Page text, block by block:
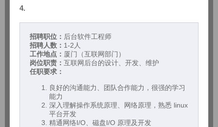
4.
招聘职位： 后台软件工程师
招聘人数： 1-2人
工作地点： 厦门（互联网部门）
岗位职责： 互联网后台的设计、开发、维护
任职要求：
良好的沟通能力、团队合作能力，很强的学习
能力
深入理解操作系统原理、网络原理，熟悉 linux
平台开发
精通网络I/O、磁盘I/O 原理及开发